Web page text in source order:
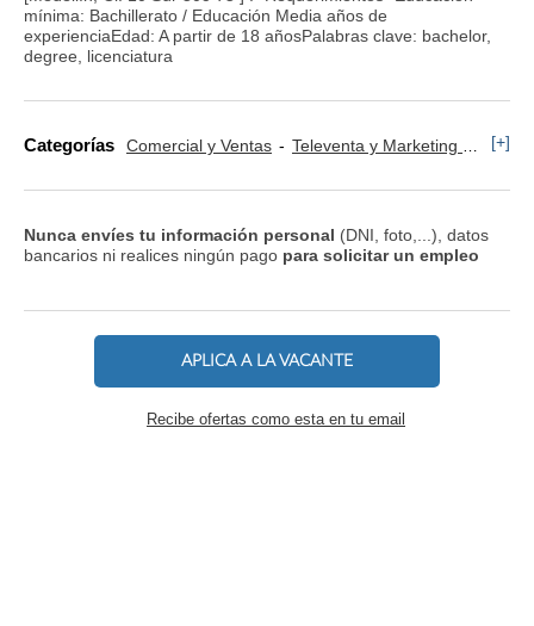
mínima: Bachillerato / Educación Media años de
experienciaEdad: A partir de 18 añosPalabras clave: bachelor,
degree, licenciatura
Categorías Comercial y Ventas Televenta y Marketing Telefónico [+]
Nunca envíes tu información personal (DNI, foto,...), datos
bancarios ni realices ningún pago para solicitar un empleo
APLICA A LA VACANTE
Recibe ofertas como esta en tu email